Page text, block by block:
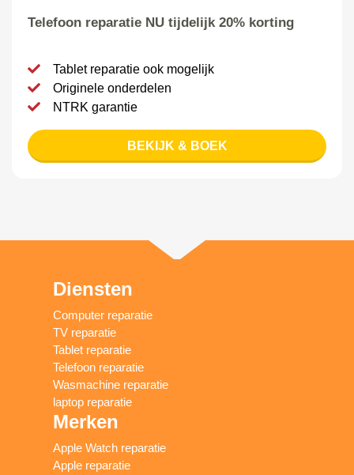
Telefoon reparatie NU tijdelijk 20% korting
Tablet reparatie ook mogelijk
Originele onderdelen
NTRK garantie
BEKIJK & BOEK
Diensten
Computer reparatie
TV reparatie
Tablet reparatie
Telefoon reparatie
Wasmachine reparatie
laptop reparatie
Merken
Apple Watch reparatie
Apple reparatie